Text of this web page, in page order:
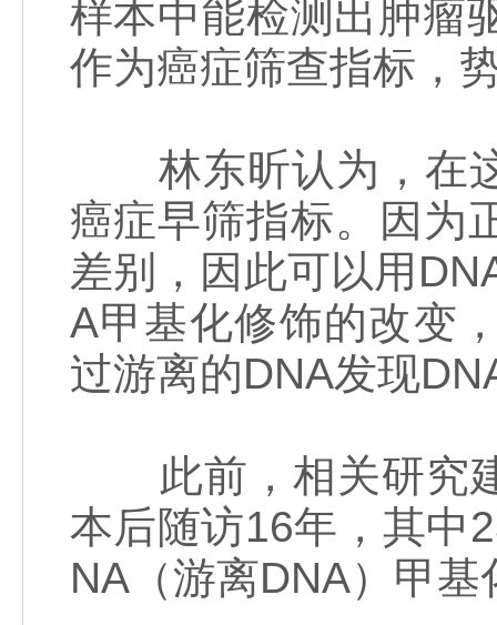
样本中能检测出肿瘤
作为癌症筛查指标，
林东昕认为，在这
癌症早筛指标。因为
差别，因此可以用
A甲基化修饰的改变
过游离的DNA发现
此前，相关研究建
本后随访16年，其中
NA（游离DNA）甲